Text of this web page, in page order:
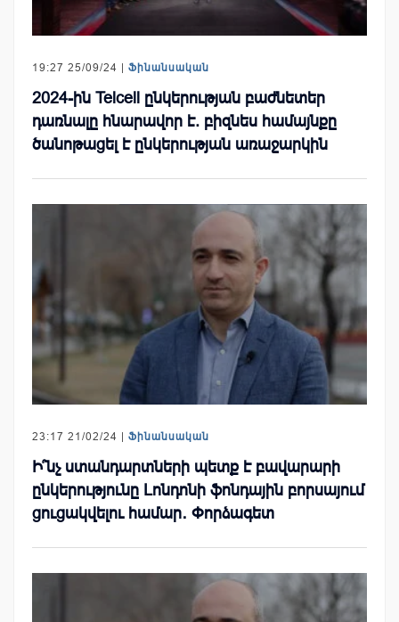
19:27 25/09/24 | Ֆինանսական
2024-ին Telcell ընկերության բաժնետեր
դառնալը հնարավոր է. բիզնես համայնքը
ծանոթացել է ընկերության առաջարկին
23:17 21/02/24 | Ֆինանսական
Ի՞նչ ստանդարտների պետք է բավարարի
ընկերությունը Լոնդոնի ֆոնդային բորսայում
ցուցակվելու համար․ Փորձագետ